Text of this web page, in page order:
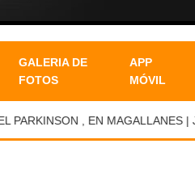
GALERIA DE
FOTOS
APP
MÓVIL
, EN MAGALLANES |